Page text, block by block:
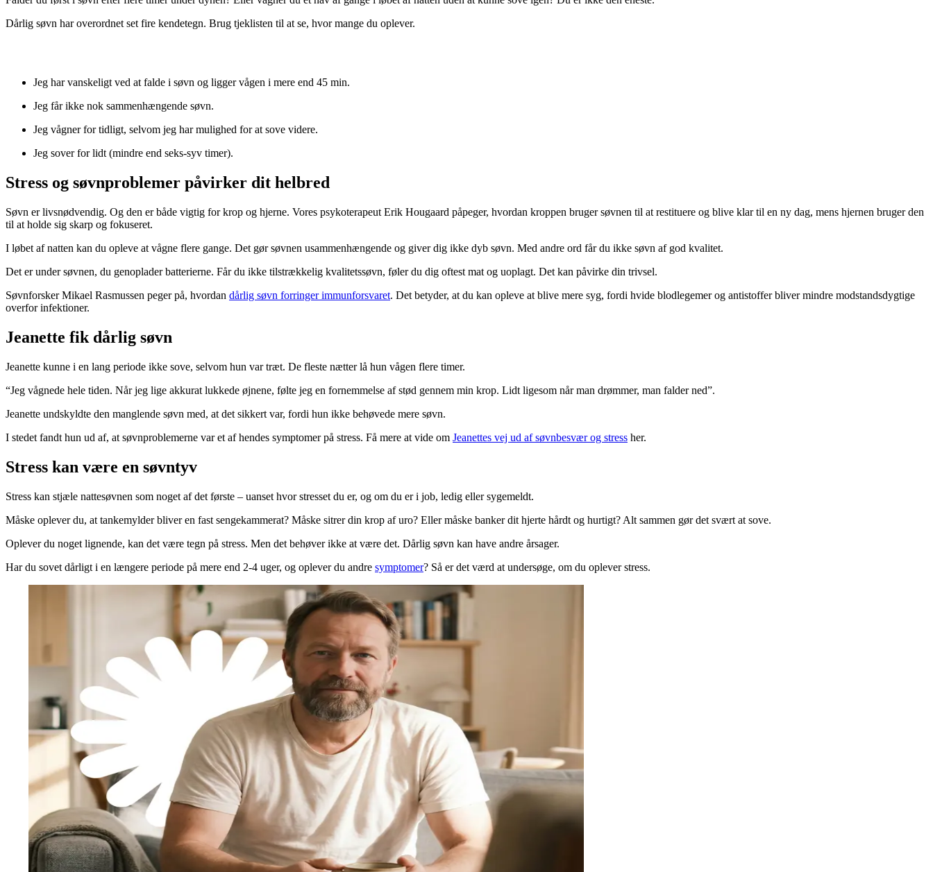
Dårlig søvn har overordnet set fire kendetegn. Brug tjeklisten til at se, hvor mange du oplever.
Jeg har vanskeligt ved at falde i søvn og ligger vågen i mere end 45 min.
Jeg får ikke nok sammenhængende søvn.
Jeg vågner for tidligt, selvom jeg har mulighed for at sove videre.
Jeg sover for lidt (mindre end seks-syv timer).
Stress og søvnproblemer påvirker dit helbred
Søvn er livsnødvendig. Og den er både vigtig for krop og hjerne. Vores psykoterapeut Erik Hougaard påpeger, hvordan kroppen bruger søvnen til at restituere og blive klar til en ny dag, mens hjernen bruger den
til at holde sig skarp og fokuseret.
I løbet af natten kan du opleve at vågne flere gange. Det gør søvnen usammenhængende og giver dig ikke dyb søvn. Med andre ord får du ikke søvn af god kvalitet.
Det er under søvnen, du genoplader batterierne. Får du ikke tilstrækkelig kvalitetssøvn, føler du dig oftest mat og uoplagt. Det kan påvirke din trivsel.
Søvnforsker Mikael Rasmussen peger på, hvordan dårlig søvn forringer immunforsvaret. Det betyder, at du kan opleve at blive mere syg, fordi hvide blodlegemer og antistoffer bliver mindre modstandsdygtige
overfor infektioner.
Jeanette fik dårlig søvn
Jeanette kunne i en lang periode ikke sove, selvom hun var træt. De fleste nætter lå hun vågen flere timer.
“Jeg vågnede hele tiden. Når jeg lige akkurat lukkede øjnene, følte jeg en fornemmelse af stød gennem min krop. Lidt ligesom når man drømmer, man falder ned”.
Jeanette undskyldte den manglende søvn med, at det sikkert var, fordi hun ikke behøvede mere søvn.
I stedet fandt hun ud af, at søvnproblemerne var et af hendes symptomer på stress. Få mere at vide om Jeanettes vej ud af søvnbesvær og stress her.
Stress kan være en søvntyv
Stress kan stjæle nattesøvnen som noget af det første – uanset hvor stresset du er, og om du er i job, ledig eller sygemeldt.
Måske oplever du, at tankemylder bliver en fast sengekammerat? Måske sitrer din krop af uro? Eller måske banker dit hjerte hårdt og hurtigt? Alt sammen gør det svært at sove.
Oplever du noget lignende, kan det være tegn på stress. Men det behøver ikke at være det. Dårlig søvn kan have andre årsager.
Har du sovet dårligt i en længere periode på mere end 2-4 uger, og oplever du andre symptomer? Så er det værd at undersøge, om du oplever stress.